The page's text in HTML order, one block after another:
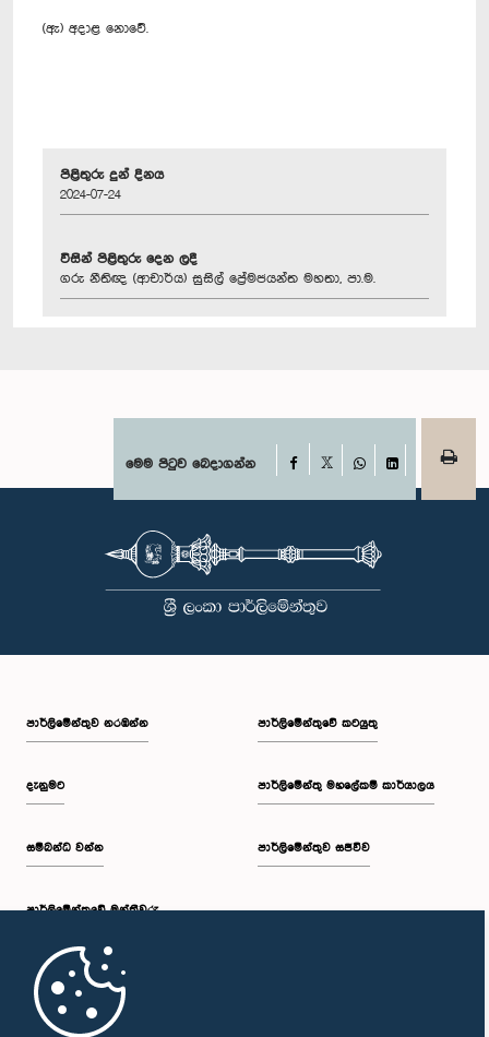
(ඇ) අදාළ නොවේ.
පිළිතුරු දුන් දිනය
2024-07-24
විසින් පිළිතුරු දෙන ලදී
ගරු නීතිඥ (ආචාර්ය) සුසිල් ප්‍රේමජයන්ත මහතා, පා.ම.
මෙම පිටුව බෙදාගන්න Facebook
WhatsAppLinkedIn
පාර්ලි‌මේන්තුව නරඹන්න
දැනුමට
සම්බන්ධ වන්න
පාර්ලි‌මේන්තුවේ මන්ත්‍රීවරු
මුල් පිටුව
පාර්ලිමේන්තුවේ කටයුතු
පාර්ලිමේන්තු මහලේකම් කාර්යාලය
පාර්ලිමේන්තුව සජීවීව